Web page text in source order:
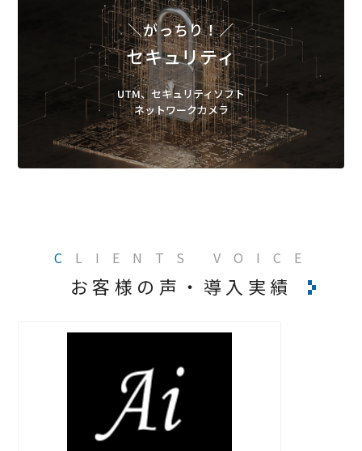
＼がっちり！／
セキュリティ
UTM、セキュリティソフト
ネットワークカメラ
C LIENTS VOICE
お客様の声・導入実績